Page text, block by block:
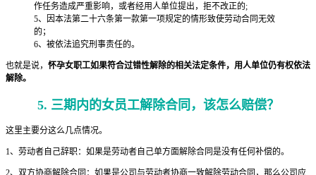
作任务造成严重影响，或者经用人单位提出，拒不改正的;
5、因本法第二十六条第一款第一项规定的情形致使劳动合同无效
的；
6、被依法追究刑事责任的。
也就是说， 怀孕女职工如果符合过错性解除的相关法定条件，用人单位仍有权依法
解除。
5. 三期内的女员工解除合同，该怎么赔偿？
这里主要分这么几点情况。
1、劳动者自己辞职：如果是劳动者自己单方面解除合同是没有任何补偿的。